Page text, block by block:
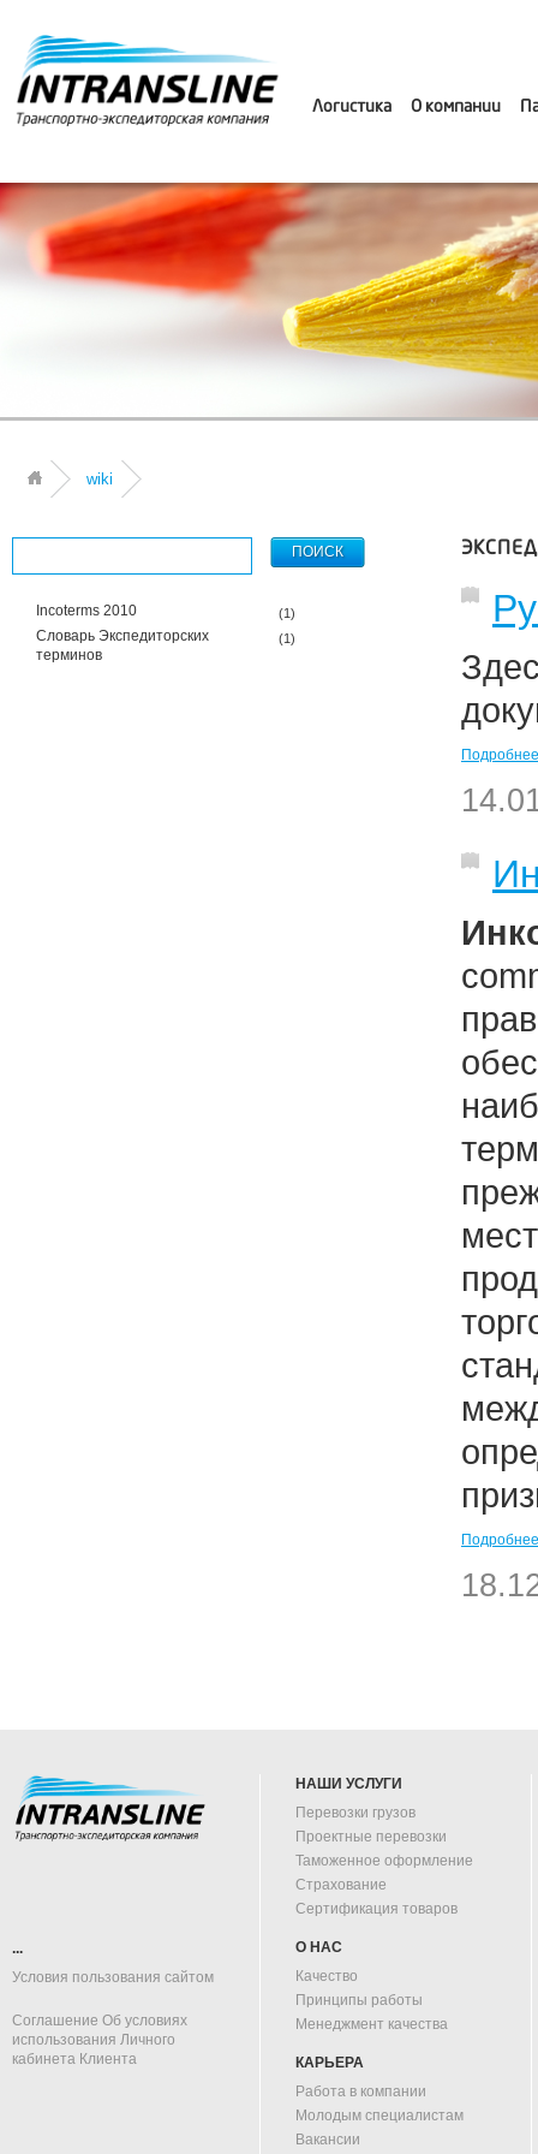
Логистика О компании
wiki
(1)
Incoterms 2010
(1)
Словарь Экспедиторских
терминов
Подробнее
Подробнее
...
Условия пользования сайтом
Соглашение Об условиях
использования Личного
кабинета Клиента
НАШИ УСЛУГИ
Перевозки грузов
Проектные перевозки
Таможенное оформление
Страхование
Сертификация товаров
О НАС
Качество
Принципы работы
Менеджмент качества
КАРЬЕРА
Работа в компании
Молодым специалистам
Вакансии